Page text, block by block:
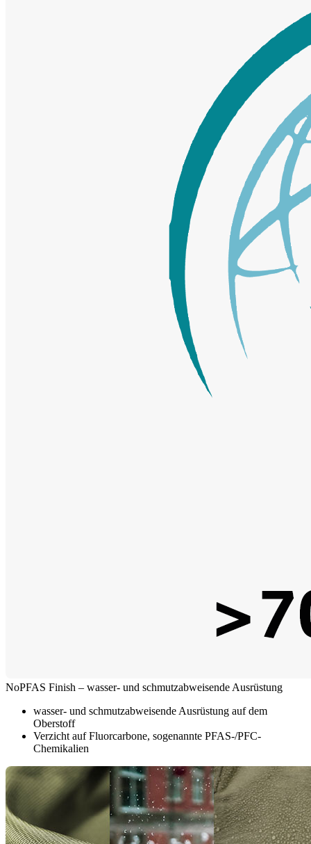
NoPFAS Finish – wasser- und schmutzabweisende Ausrüstung
wasser- und schmutzabweisende Ausrüstung auf dem
Oberstoff
Verzicht auf Fluorcarbone, sogenannte PFAS-/PFC-
Chemikalien